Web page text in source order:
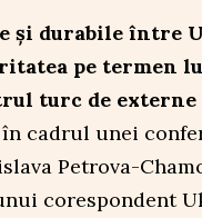
și durabile între
pe termen
turc de externe
cadrul unei
Petrova-
corespondent